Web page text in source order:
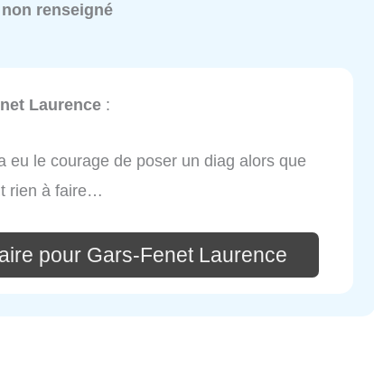
non renseigné
Laurence :
eu le courage de poser un diag alors que
rien à faire…
pour Gars-Fenet Laurence